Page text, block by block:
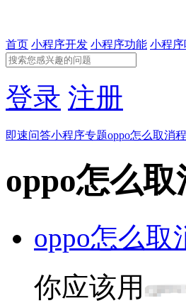
首页 小程序开发 小程序功能 小程
登录 注册
即速问答小程序专题oppo怎么取消
oppo怎么
oppo怎么取
你应该用